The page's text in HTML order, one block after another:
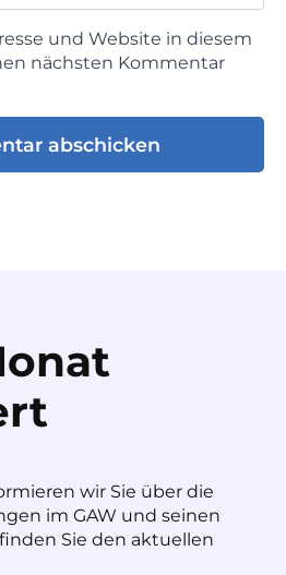
und Website in diesem
nächsten Kommentar
wir Sie über die
im GAW und seinen
Sie den aktuellen